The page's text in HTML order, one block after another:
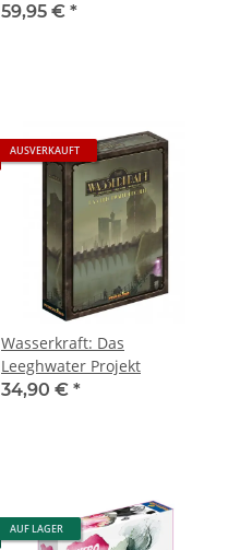
59,95 € *
AUSVERKAUFT
Wasserkraft: Das
Leeghwater Projekt
34,90 € *
AUF LAGER